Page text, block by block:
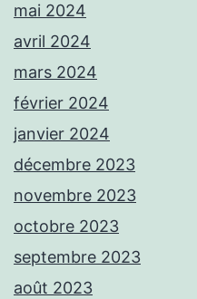
mai 2024
avril 2024
mars 2024
février 2024
janvier 2024
décembre 2023
novembre 2023
octobre 2023
septembre 2023
août 2023